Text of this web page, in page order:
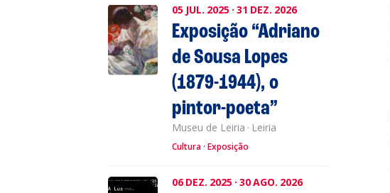
05 JUL. 2025 · 31 DEZ. 2026
Exposição “Adriano
de Sousa Lopes
(1879-1944), o
pintor-poeta”
Museu de Leiria · Leiria
Cultura Exposição
06DEZ. 2025 · 30AGO. 2026